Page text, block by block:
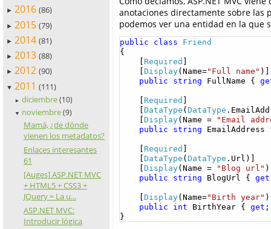
► 2016 (86)
► 2015 (79)
► 2014 (81)
► 2013 (88)
► 2012 (90)
▼ 2011 (111)
► diciembre (10)
▼ noviembre (9)
Mamá, ¿de dónde
vienen los metadatos?
Enlaces interesantes
61
[Auges] ASP.NET MVC
+ HTML5 + CSS3 +
JQuery = La u...
ASP.NET MVC:
Introducir lógica
anotaciones directamente sobre las
podemos ver una entidad en la que
public class
Friend
{
Required
Display(Name="Full name" )]
public
string FullName {
Required
DataType ( DataType
Display(Name =
"Email
public
string
Required
DataType ( DataType .Url)]
Display(Name = "Blog url"
public
string BlogUrl { get
Display(Name="Birth year"
public
int BirthYear { get
}